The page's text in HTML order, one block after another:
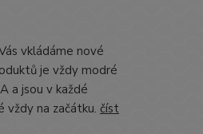
vkládáme nové
je vždy modré
a jsou v každé
vždy na začátku. číst